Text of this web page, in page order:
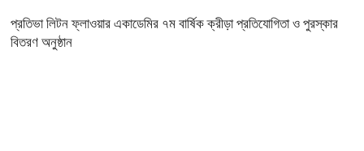
প্রতিভা লিটন ফ্লাওয়ার একাডেমির ৭ম বার্ষিক ক্রীড়া প্রতিযোগিতা ও পুরস্কার
বিতরণ অনুষ্ঠান